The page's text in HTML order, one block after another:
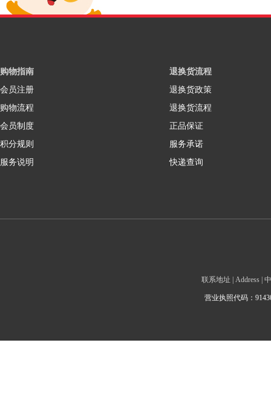
购物指南
会员注册
购物流程
会员制度
积分规则
服务说明
退换货流程
退换货政策
退换货流程
正品保证
服务承诺
快递查询
联系地址 | Address |
营业执照代码：